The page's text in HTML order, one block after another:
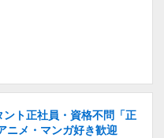
ト正社員・資格不問「正
ニメ・マンガ好き歓迎